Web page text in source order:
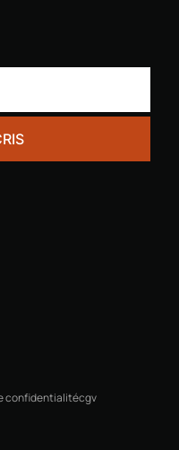
confidentialitécgv